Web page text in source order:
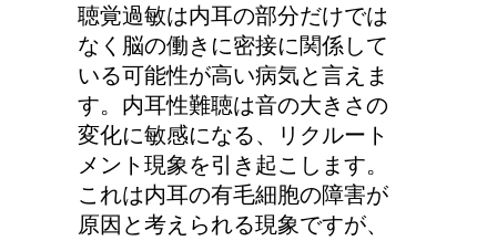
聴覚過敏は内耳の部分だけでは
なく脳の働きに密接に関係して
いる可能性が高い病気と言えま
す。内耳性難聴は音の大きさの
変化に敏感になる、リクルート
メント現象を引き起こします。
これは内耳の有毛細胞の障害が
原因と考えられる現象ですが、